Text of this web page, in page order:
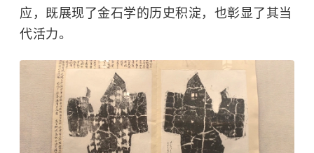
应，既展现了金石学的历史积淀，也彰显了其当
代活力。